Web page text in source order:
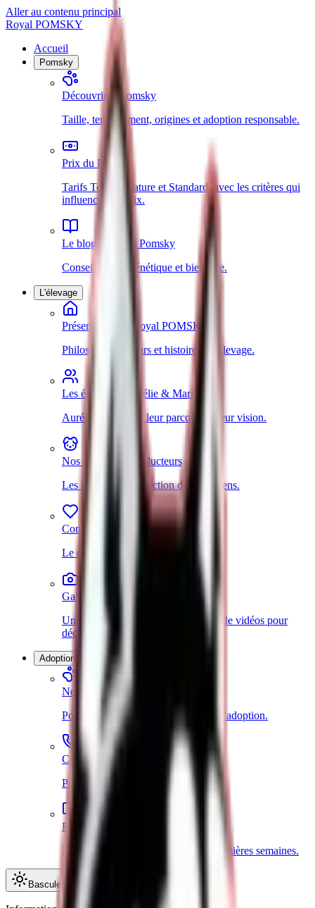
Aller au contenu principal
Royal POMSKY
Accueil
Pomsky
Découvrir le Pomsky
Taille, tempérament, origines et adoption responsable.
Prix du Pomsky
Tarifs Toy, Miniature et Standard, avec les critères qui
influencent le prix.
Le blog dédié au Pomsky
Conseils, race, génétique et bien-être.
L'élevage
Présentation de Royal POMSKY
Philosophie, valeurs et histoire de l'élevage.
Les éleveuses Aurélie & Marine
Aurélie & Marine, leur parcours et leur vision.
Nos Pomsky reproducteurs
Les lignées et la sélection de nos chiens.
Conditions de vie des Pomsky
Le quotidien de nos chiens et chiots.
Galerie photos et vidéos
Une sélection d'images, de shorts et de vidéos pour
découvrir l'élevage.
Adoption
Nos chiots disponibles
Portées disponibles et informations d'adoption.
Contact
Parlons de votre projet d'adoption.
Réussir son adoption
Préparer le trajet, la maison et les premières semaines.
Basculer le thème